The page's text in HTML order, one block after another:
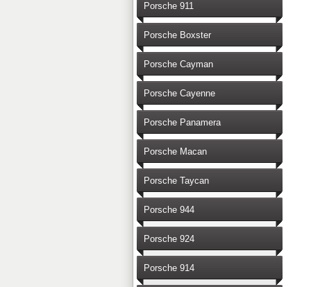
Porsche 911
Porsche Boxster
Porsche Cayman
Porsche Cayenne
Porsche Panamera
Porsche Macan
Porsche Taycan
Porsche 944
Porsche 924
Porsche 914